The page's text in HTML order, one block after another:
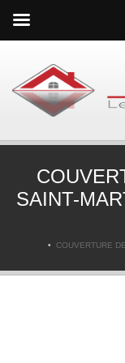
SAINT-
COUVERTURE